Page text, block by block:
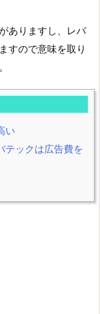
ありますし、レバ
すので意味を取り
い
テックは広告費を